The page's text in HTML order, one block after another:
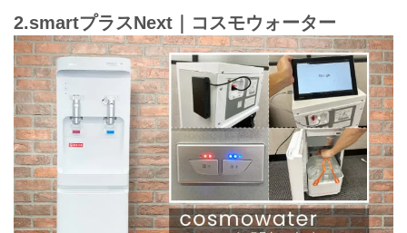
2.smartプラスNext｜コスモウォーター